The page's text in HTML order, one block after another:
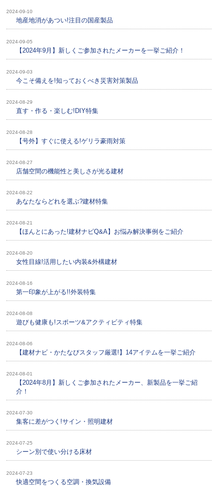
2024-09-10
地産地消があつい!注目の国産製品
2024-09-05
【2024年9月】新しくご参加されたメーカーを一挙ご紹介！
2024-09-03
今こそ備えを!知っておくべき災害対策製品
2024-08-29
直す・作る・楽しむ!DIY特集
2024-08-28
【号外】すぐに使える!ゲリラ豪雨対策
2024-08-27
店舗空間の機能性と美しさが光る建材
2024-08-22
あなたならどれを選ぶ?建材特集
2024-08-21
【ほんとにあった!建材ナビQ&A】お悩み解決事例をご紹介
2024-08-20
女性目線!活用したい内装&外構建材
2024-08-16
第一印象が上がる!!外装特集
2024-08-08
遊びも健康も!スポーツ&アクティビティ特集
2024-08-06
【建材ナビ・かたなびスタッフ厳選!】14アイテムを一挙ご紹介
2024-08-01
【2024年8月】新しくご参加されたメーカー、新製品を一挙ご紹
介！
2024-07-30
集客に差がつく!サイン・照明建材
2024-07-25
シーン別で使い分ける床材
2024-07-23
快適空間をつくる空調・換気設備